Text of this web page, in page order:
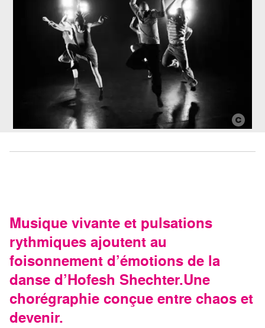
Musique vivante et pulsations
rythmiques ajoutent au
foisonnement d’émotions de la
danse d’Hofesh Shechter.Une
chorégraphie conçue entre chaos et
devenir.